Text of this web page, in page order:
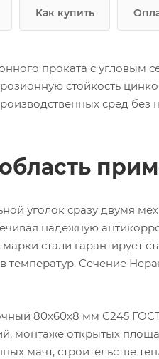
Как купить
проката с угловым
стойкость
сред без
уголок сразу двумя
надёжную
стали гарантирует
температур. Сечение
80х60х8 мм С245 ГОСТ
монтаже открытых
мачт, строительстве